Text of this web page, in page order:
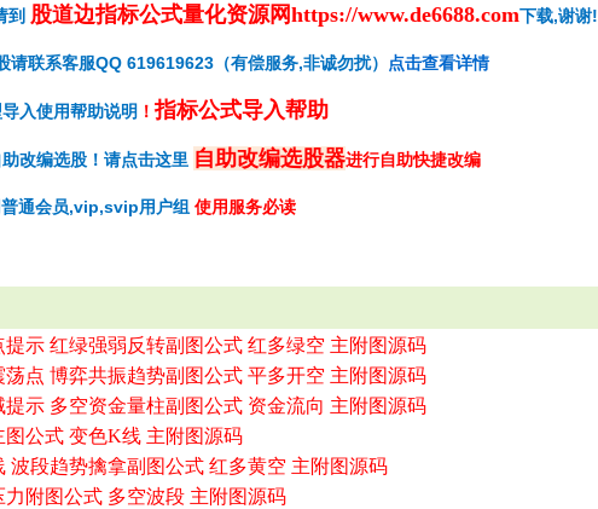
到 股道边指标公式量化资源网https://www.de6688.com下载,谢谢!
联系客服QQ 619619623（有偿服务,非诚勿扰） 点击查看详情
入使用帮助说明 ！指标公式导入帮助
改编选股！请点击这里 自助改编选股器进行自助快捷改编
通会员,vip,svip用户组 使用服务必读
示 红绿强弱反转副图公式 红多绿空 主附图源码
点 博弈共振趋势副图公式 平多开空 主附图源码
示 多空资金量柱副图公式 资金流向 主附图源码
公式 变色K线 主附图源码
段趋势擒拿副图公式 红多黄空 主附图源码
附图公式 多空波段 主附图源码